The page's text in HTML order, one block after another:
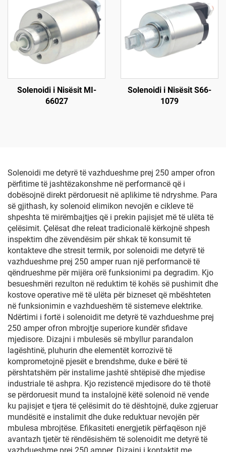
Solenoidi i Nisësit MI-
66027
Solenoidi i Nisësit S66-
1079
Solenoidi me detyrë të vazhdueshme prej 250 amper ofron
përfitime të jashtëzakonshme në performancë që i
dobësojnë direkt përdoruesit në aplikime të ndryshme. Para
së gjithash, ky solenoid elimikon nevojën e cikleve të
shpeshta të mirëmbajtjes që i prekin pajisjet më të ulëta të
çelësimit. Çelësat dhe releat tradicionalë kërkojnë shpesh
inspektim dhe zëvendësim për shkak të konsumit të
kontakteve dhe stresit termik, por solenoidi me detyrë të
vazhdueshme prej 250 amper ruan një performancë të
qëndrueshme për mijëra orë funksionimi pa degradim. Kjo
besueshmëri rezulton në reduktim të kohës së pushimit dhe
kostove operative më të ulëta për bizneset që mbështeten
në funksionimin e vazhdueshëm të sistemeve elektrike.
Ndërtimi i fortë i solenoidit me detyrë të vazhdueshme prej
250 amper ofron mbrojtje superiore kundër sfidave
mjedisore. Dizajni i mbulesës së mbyllur parandalon
lagështinë, pluhurin dhe elementët korrozivë të
komprometojnë pjesët e brendshme, duke e bërë të
përshtatshëm për instalime jashtë shtëpisë dhe mjedise
industriale të ashpra. Kjo rezistencë mjedisore do të thotë
se përdoruesit mund ta instalojnë këtë solenoid në vende
ku pajisjet e tjera të çelësimit do të dështojnë, duke zgjeruar
mundësitë e instalimit dhe duke reduktuar nevojën për
mbulesa mbrojtëse. Efikasiteti energjetik përfaqëson një
avantazh tjetër të rëndësishëm të solenoidit me detyrë të